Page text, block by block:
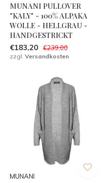
MUNANI PULLOVER
"KALY" - 100% ALPAKA
WOLLE - HELLGRAU -
HANDGESTRICKT
€183,20 €239,00
zzgl. Versandkosten
MUNANI